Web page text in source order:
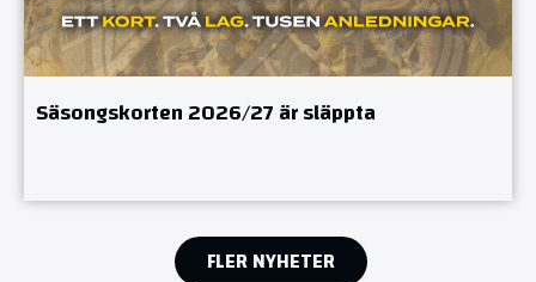
Säsongskorten 2026/27 är släppta
FLER NYHETER